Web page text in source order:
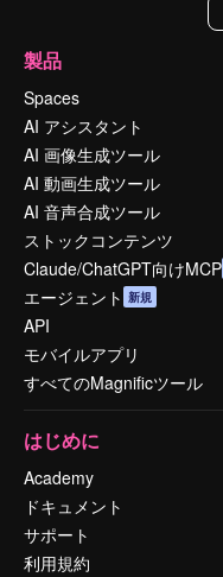
製品
Spaces
AI アシスタント
AI 画像生成ツール
AI 動画生成ツール
AI 音声合成ツール
ストックコンテンツ
Claude/ChatGPT向けMCP
エージェント 新規
API
モバイルアプリ
すべてのMagnificツール
はじめに
Academy
ドキュメント
サポート
利用規約